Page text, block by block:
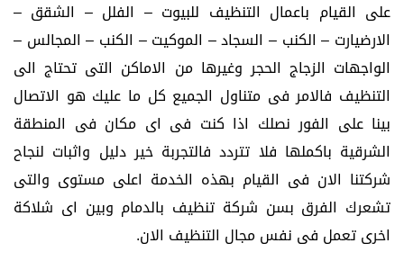
على القيام باعمال التنظيف للبيوت – الفلل – الشقق –
الارضيارت – الكنب – السجاد – الموكيت – الكنب – المجالس –
الواجهات الزجاج الحجر وغيرها من الاماكن التى تحتاج الى
التنظيف فالامر فى متناول الجميع كل ما عليك هو الاتصال
بينا على الفور نصلك اذا كنت فى اى مكان فى المنطقة
الشرقية باكملها فلا تتردد فالتجربة خير دليل واثبات لنجاح
شركتنا الان فى القيام بهذه الخدمة اعلى مستوى والتى
تشعرك الفرق بسن شركة تنظيف بالدمام وبين اى شلاكة
اخرى تعمل فى نفس مجال التنظيف الان.